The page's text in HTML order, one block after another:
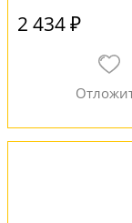
2 434 ₽